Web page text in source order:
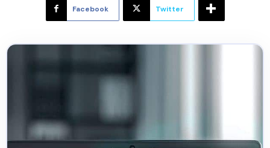
Facebook Twitter